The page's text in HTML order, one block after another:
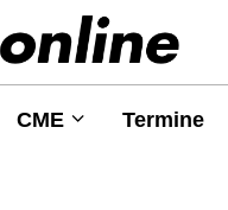
CME Termine